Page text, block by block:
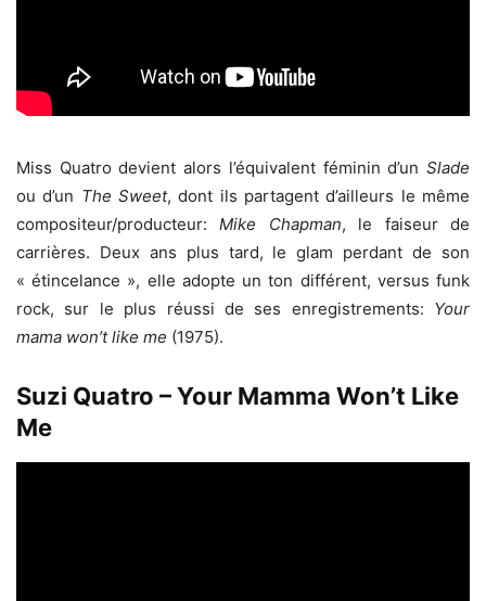
Miss Quatro devient alors l’équivalent féminin d’un Slade
ou d’un The Sweet, dont ils partagent d’ailleurs le même
compositeur/producteur:Mike Chapman, le faiseur de
carrières. Deux ans plus tard, le glam perdant de son
« étincelance », elle adopte un ton différent, versus funk
rock, sur le plus réussi de ses enregistrements: Your
mama won’t like me (1975).
Suzi Quatro – Your Mamma Won’t Like
Me